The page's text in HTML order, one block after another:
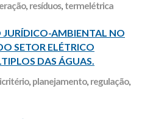
, resíduos, termelétrica
AMBIENTAL NO
SETOR ELÉTRICO
DAS ÁGUAS.
, planejamento, regulação,